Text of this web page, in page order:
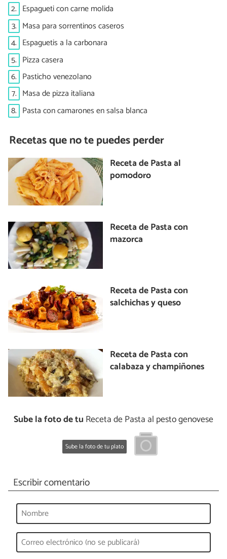
2. Espagueti con carne molida
3. Masa para sorrentinos caseros
4. Espaguetis a la carbonara
5. Pizza casera
6. Pasticho venezolano
7. Masa de pizza italiana
8. Pasta con camarones en salsa blanca
Recetas que no te puedes perder
Receta de Pasta al
pomodoro
Receta de Pasta con
mazorca
Receta de Pasta con
salchichas y queso
Receta de Pasta con
calabaza y champiñones
Sube la foto de tu Receta de Pasta al pesto genovese
Sube la foto de tu plato
Escribir comentario